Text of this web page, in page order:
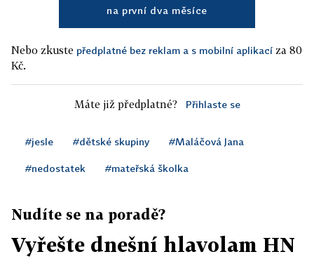
na první dva měsíce
Nebo zkuste předplatné bez reklam a s mobilní aplikací za 80
Kč.
Máte již předplatné? Přihlaste se
#jesle #dětské skupiny #Maláčová Jana
#nedostatek #mateřská školka
Nudíte se na poradě?
Vyřešte dnešní hlavolam HN